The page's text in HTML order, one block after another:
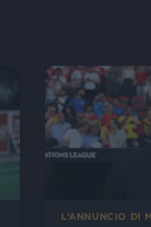
L’ANNUNCIO DI